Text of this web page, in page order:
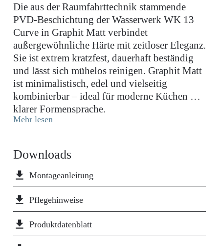
Die aus der Raumfahrttechnik stammende
PVD-Beschichtung der Wasserwerk WK 13
Curve in Graphit Matt verbindet
außergewöhnliche Härte mit zeitloser Eleganz.
Sie ist extrem kratzfest, dauerhaft beständig
und lässt sich mühelos reinigen. Graphit Matt
ist minimalistisch, edel und vielseitig
kombinierbar – ideal für moderne Küchen mit
klarer Formensprache.
Mehr lesen
Downloads
file_download Montageanleitung
file_download Pflegehinweise
file_download Produktdatenblatt